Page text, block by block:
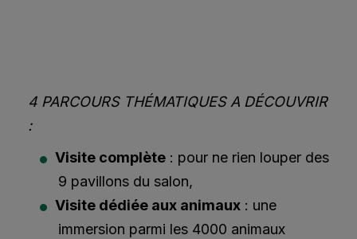
4 PARCOURS THÉMATIQUES A DÉCOUVRIR
:
Visite complète : pour ne rien louper des
9 pavillons du salon,
Visite dédiée aux animaux : une
immersion parmi les 4000 animaux